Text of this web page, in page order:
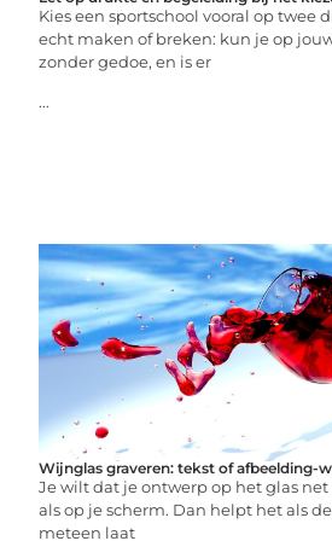
Kies een sportschool vooral op twee
echt maken of breken: kun je op
zonder gedoe, en is er
...
Wijnglas graveren: tekst of afbeelding-
Je wilt dat je ontwerp op het glas
als op je scherm. Dan helpt het als
meteen laat